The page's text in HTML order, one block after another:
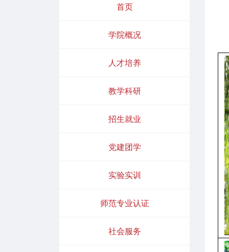
首页
学院概况
人才培养
教学科研
招生就业
党建团学
实验实训
师范专业认证
社会服务